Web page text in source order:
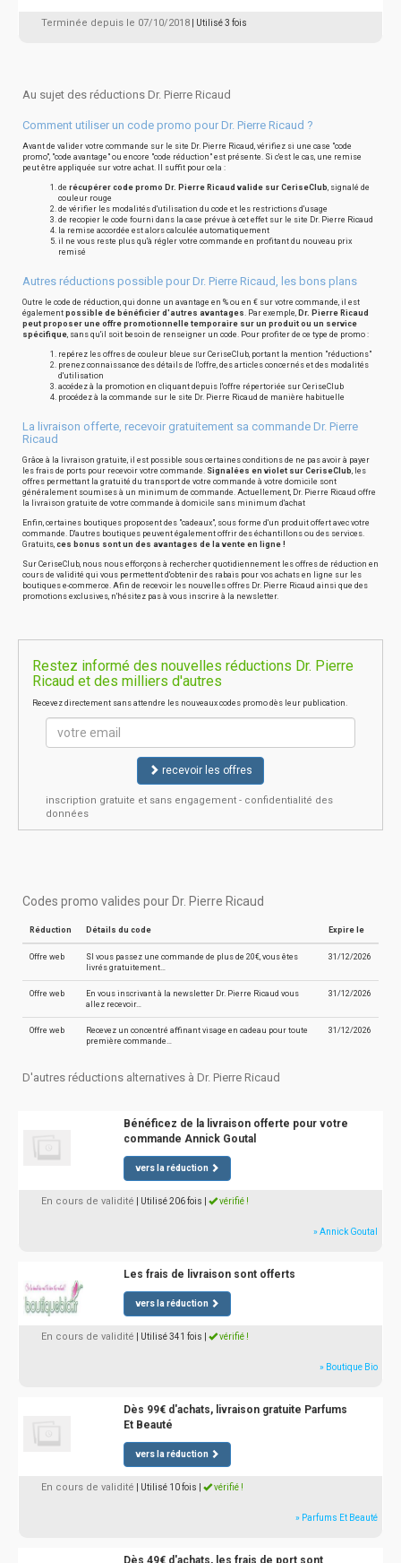
Terminée depuis le 07/10/2018 | Utilisé 3 fois
Au sujet des réductions Dr. Pierre Ricaud
Comment utiliser un code promo pour Dr. Pierre Ricaud ?
Avant de valider votre commande sur le site Dr. Pierre Ricaud, vérifiez si une case "code
promo", "code avantage" ou encore "code réduction" est présente. Si c'est le cas, une remise
peut être appliquée sur votre achat. Il suffit pour cela :
de récupérer code promo Dr. Pierre Ricaud valide sur CeriseClub, signalé de
couleur rouge
de vérifier les modalités d'utilisation du code et les restrictions d'usage
de recopier le code fourni dans la case prévue à cet effet sur le site Dr. Pierre Ricaud
la remise accordée est alors calculée automatiquement
il ne vous reste plus qu'à régler votre commande en profitant du nouveau prix
remisé
Autres réductions possible pour Dr. Pierre Ricaud, les bons plans
Outre le code de réduction, qui donne un avantage en % ou en € sur votre commande, il est
également possible de bénéficier d'autres avantages. Par exemple, Dr. Pierre Ricaud
peut proposer une offre promotionnelle temporaire sur un produit ou un service
spécifique, sans qu'il soit besoin de renseigner un code. Pour profiter de ce type de promo :
repérez les offres de couleur bleue sur CeriseClub, portant la mention "réductions"
prenez connaissance des détails de l'offre, des articles concernés et des modalités
d'utilisation
accédez à la promotion en cliquant depuis l'offre répertoriée sur CeriseClub
procédez à la commande sur le site Dr. Pierre Ricaud de manière habituelle
La livraison offerte, recevoir gratuitement sa commande Dr. Pierre
Ricaud
Grâce à la livraison gratuite, il est possible sous certaines conditions de ne pas avoir à payer
les frais de ports pour recevoir votre commande. Signalées en violet sur CeriseClub, les
offres permettant la gratuité du transport de votre commande à votre domicile sont
généralement soumises à un minimum de commande. Actuellement, Dr. Pierre Ricaud offre
la livraison gratuite de votre commande à domicile sans minimum d'achat
Enfin, certaines boutiques proposent des "cadeaux", sous forme d'un produit offert avec votre
commande. D'autres boutiques peuvent également offrir des échantillons ou des services.
Gratuits, ces bonus sont un des avantages de la vente en ligne !
Sur CeriseClub, nous nous efforçons à rechercher quotidiennement les offres de réduction en
cours de validité qui vous permettent d'obtenir des rabais pour vos achats en ligne sur les
boutiques e-commerce. Afin de recevoir les nouvelles offres Dr. Pierre Ricaud ainsi que des
promotions exclusives, n'hésitez pas à vous inscrire à la newsletter.
Restez informé des nouvelles réductions Dr. Pierre
Ricaud et des milliers d'autres
Recevez directement sans attendre les nouveaux codes promo dès leur publication.
recevoir les offres
inscription gratuite et sans engagement - confidentialité des
données
Codes promo valides pour Dr. Pierre Ricaud
Réduction Détails du code Expire le
Offre web
SI vous passez une commande de plus de 20€, vous êtes
livrés gratuitement…
31/12/2026
Offre web
En vous inscrivant à la newsletter Dr. Pierre Ricaud vous
allez recevoir…
31/12/2026
Offre web
Recevez un concentré affinant visage en cadeau pour toute
première commande…
31/12/2026
D'autres réductions alternatives à Dr. Pierre Ricaud
Bénéficez de la livraison offerte pour votre
commande Annick Goutal
vers la réduction
En cours de validité | Utilisé 206 fois vérifié !
» Annick Goutal
Les frais de livraison sont offerts
vers la réduction
En cours de validité | Utilisé 341 fois vérifié !
» Boutique Bio
Dès 99€ d'achats, livraison gratuite Parfums
Et Beauté
vers la réduction
En cours de validité | Utilisé 10 fois vérifié !
» Parfums Et Beauté
Dès 49€ d'achats, les frais de port sont